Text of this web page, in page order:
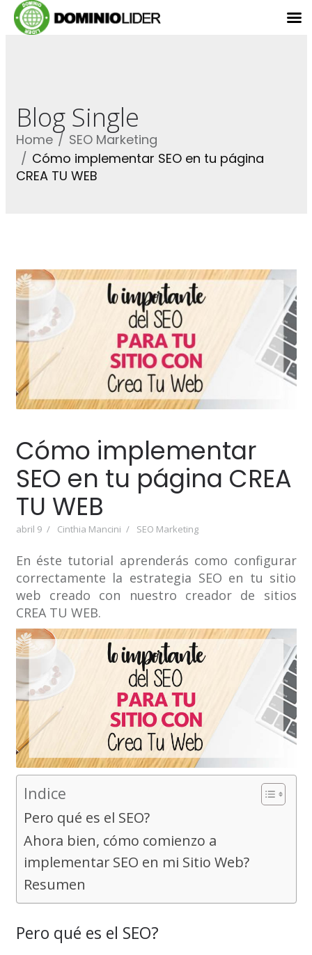
Blog Single
Home
SEO Marketing
Cómo implementar SEO en tu página
CREA TU WEB
Cómo implementar
SEO en tu página CREA
TU WEB
abril 9 Cinthia Mancini SEO Marketing
En éste tutorial aprenderás como configurar
correctamente la estrategia SEO en tu sitio
web creado con nuestro creador de sitios
CREA TU WEB.
Indice
Pero qué es el SEO?
Ahora bien, cómo comienzo a
implementar SEO en mi Sitio Web?
Resumen
Pero qué es el SEO?